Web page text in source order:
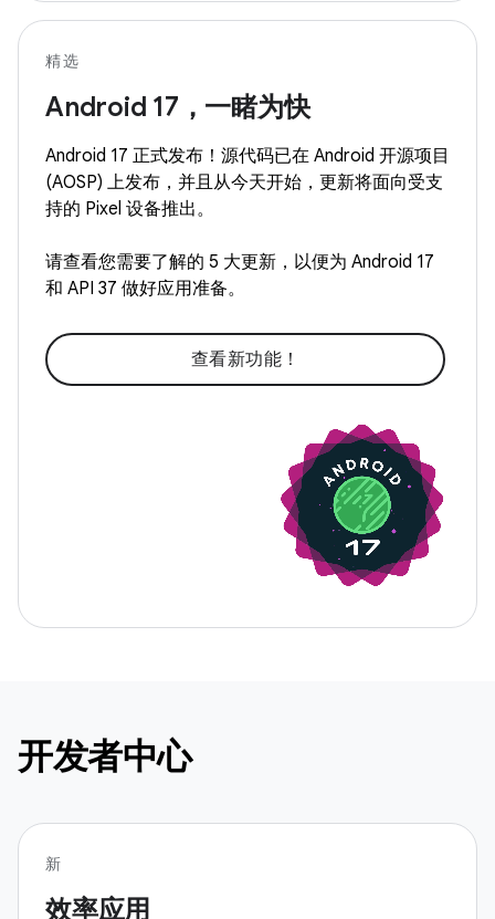
精选
Android 17，一睹为快
Android 17 正式发布！源代码已在 Android 开源项目
(AOSP) 上发布，并且从今天开始，更新将面向受支
持的 Pixel 设备推出。
请查看您需要了解的 5 大更新，以便为 Android 17
和 API 37 做好应用准备。
查看新功能！
开发者中心
新
效率应用